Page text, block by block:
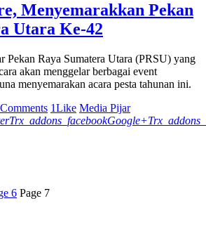
Menyemarakkan Pekan
Utara Ke-42
Pekan Raya Sumatera Utara (PRSU) yang
akan menggelar berbagai event
menyemarakan acara pesta tahunan ini.
Comments 1Like Media Pijar
Trx_addons_facebookGoogle+
6 Page 7